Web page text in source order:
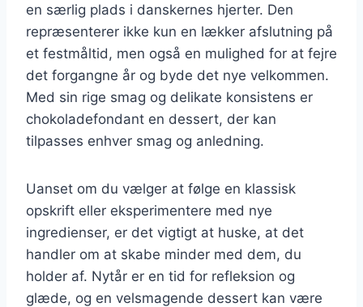
en særlig plads i danskernes hjerter. Den
repræsenterer ikke kun en lækker afslutning på
et festmåltid, men også en mulighed for at fejre
det forgangne år og byde det nye velkommen.
Med sin rige smag og delikate konsistens er
chokoladefondant en dessert, der kan
tilpasses enhver smag og anledning.
Uanset om du vælger at følge en klassisk
opskrift eller eksperimentere med nye
ingredienser, er det vigtigt at huske, at det
handler om at skabe minder med dem, du
holder af. Nytår er en tid for refleksion og
glæde, og en velsmagende dessert kan være